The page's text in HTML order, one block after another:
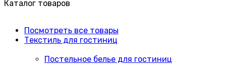
Каталог товаров
Посмотреть все товары
Текстиль для гостиниц
Постельное белье для гостиниц